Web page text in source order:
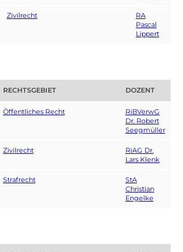
Zivilrecht
RA
Pascal
Lippert
RECHTSGEBIET DOZENT
Öffentliches Recht
RiBVerwG
Dr. Robert
Seegmüller
Zivilrecht
RiAG Dr.
Lars Klenk
Strafrecht
StA
Christian
Engelke